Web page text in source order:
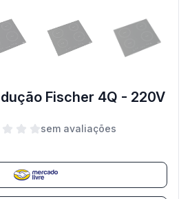
Fischer 4Q - 220V
sem avaliações